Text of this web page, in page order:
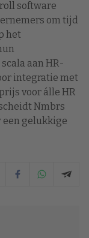
software
om tijd
het
aan HR-
integratie met
voor álle HR
Nmbrs
een gelukkige